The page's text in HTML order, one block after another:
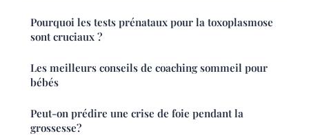
Pourquoi les tests prénataux pour la toxoplasmose
sont cruciaux ?
Les meilleurs conseils de coaching sommeil pour
bébés
Peut-on prédire une crise de foie pendant la
grossesse?